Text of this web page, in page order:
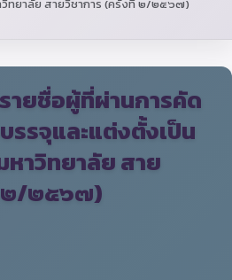
วิทยาลัย สายวิชาการ (ครั้งที่ ๒/๒๕๖๗)
ายชื่อผู้ที่ผ่านการคัด
รรจุและแต่งตั้งเป็น
หาวิทยาลัย สาย
๒/๒๕๖๗)